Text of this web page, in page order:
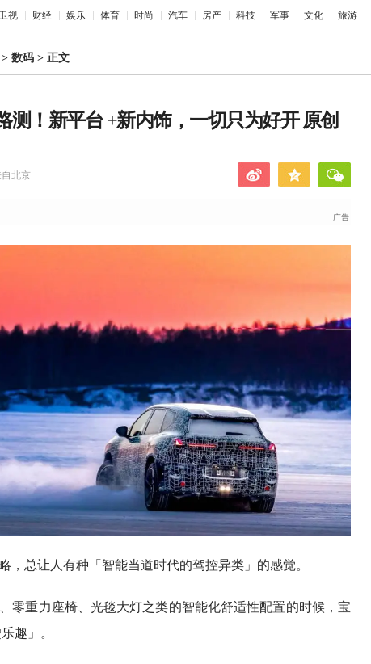
视 财经 娱乐 体育 时尚 汽车 房产 科技 军事 文化 旅游
> 数码 > 正文
测！新平台 +新内饰，一切只为好开 原创
北京
，总让人有种「智能当道时代的驾控异类」的感觉。
零重力座椅、光毯大灯之类的智能化舒适性配置的时候，宝
趣」。